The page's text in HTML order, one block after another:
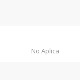
No Aplica